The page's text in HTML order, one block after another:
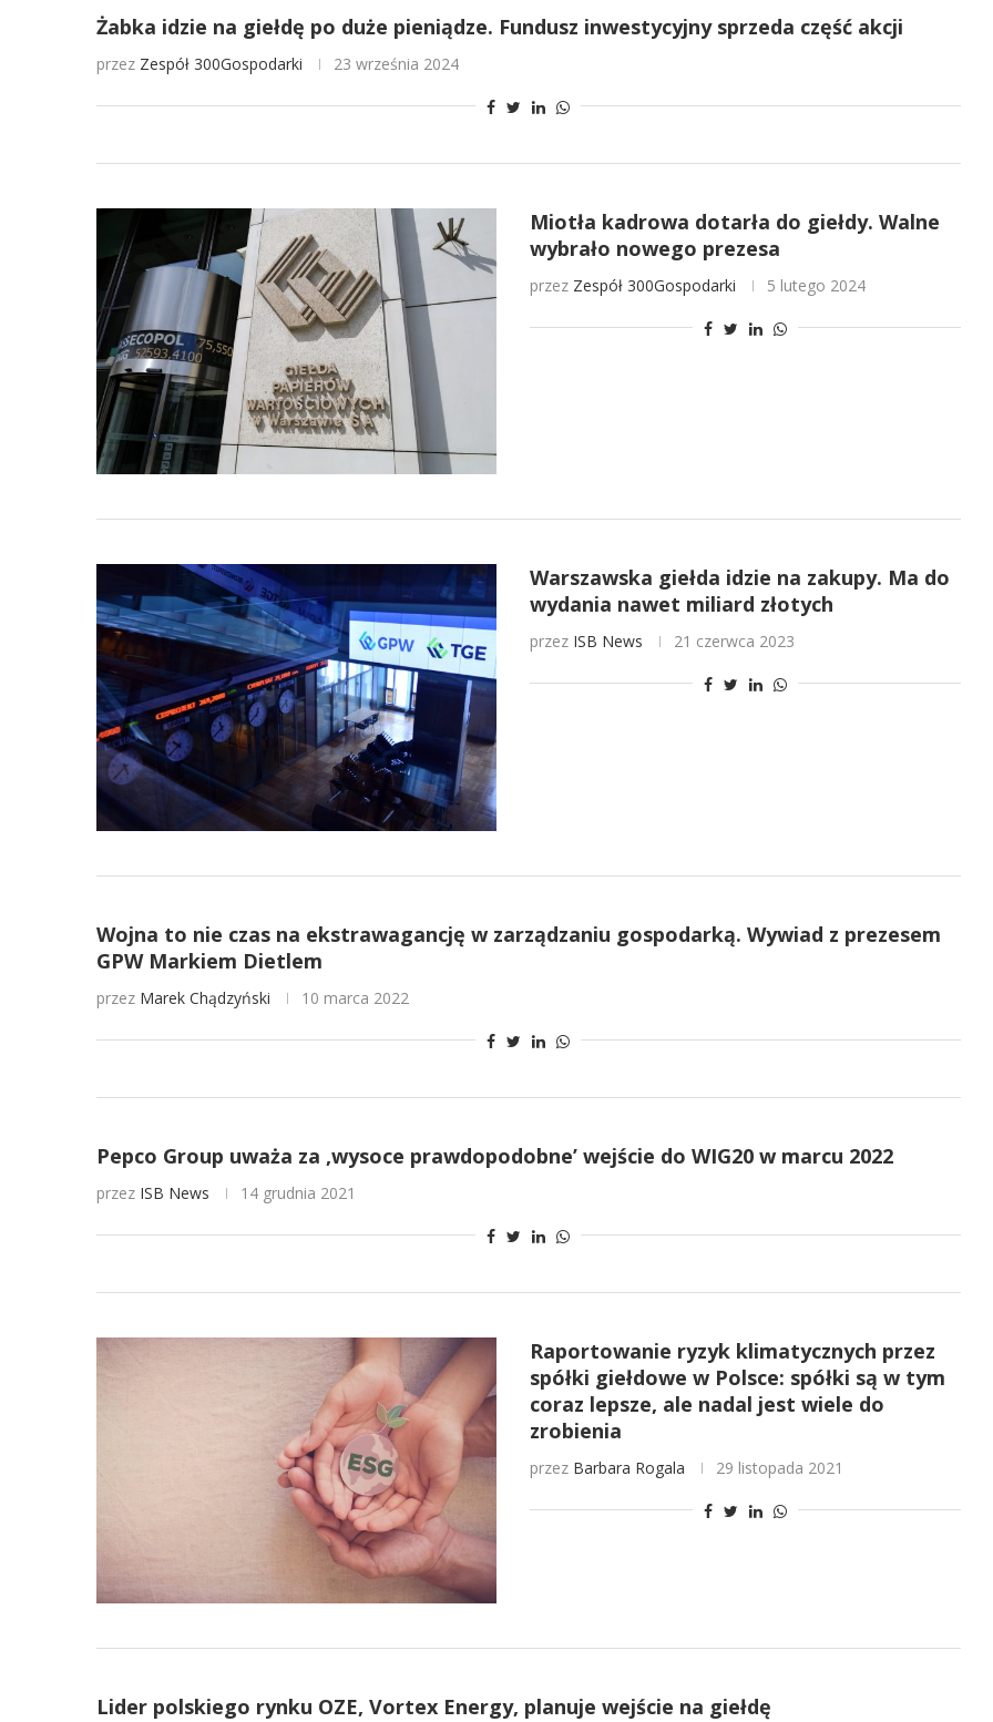
Żabka idzie na giełdę po duże pieniądze. Fundusz inwestycyjny sprzeda część akcji
przez Zespół 300Gospodarki 23 września 2024
Miotła kadrowa dotarła do giełdy. Walne
wybrało nowego prezesa
przez Zespół 300Gospodarki 5 lutego 2024
Warszawska giełda idzie na zakupy. Ma do
wydania nawet miliard złotych
przez ISB News 21 czerwca 2023
Wojna to nie czas na ekstrawagancję w zarządzaniu gospodarką. Wywiad z prezesem
GPW Markiem Dietlem
przez Marek Chądzyński 10 marca 2022
Pepco Group uważa za ‚wysoce prawdopodobne’ wejście do WIG20 w marcu 2022
przez ISB News 14 grudnia 2021
Raportowanie ryzyk klimatycznych przez
spółki giełdowe w Polsce: spółki są w tym
coraz lepsze, ale nadal jest wiele do
zrobienia
przez Barbara Rogala 29 listopada 2021
Lider polskiego rynku OZE, Vortex Energy, planuje wejście na giełdę